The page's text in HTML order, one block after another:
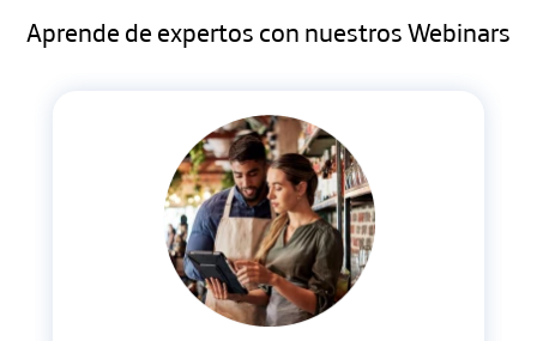
Aprende de expertos con nuestros Webinars